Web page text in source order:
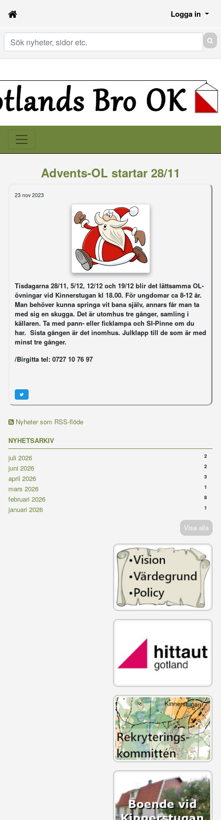
Logga in
Sök
Nyheter som RSS-flöde
NYHETSARKIV
juli 2026
2
juni 2026 2
april 2026 3
mars 2026 1
februari 2026 8
januari 2026 1
Visa alla
Advents-OL startar 28/11
23 nov 2023
Tisdagarna 28/11, 5/12, 12/12 och 19/12 blir det lättsamma OL-
övningar vid Kinnerstugan kl 18.00. För ungdomar ca 8-12 år.
Man behöver kunna springa vit bana själv, annars får man ta
med sig en skugga. Det är utomhus tre gånger, samling i
källaren. Ta med pann- eller ficklampa och SI-Pinne om du
har. Sista gången är det inomhus. Julklapp till de som är med
minst tre gånger.
/Birgitta tel: 0727 10 76 97